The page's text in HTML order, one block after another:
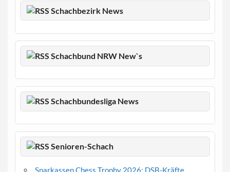
Schachbezirk News
Schachbund NRW New`s
Schachbundesliga News
Senioren-Schach
Sparkassen Chess Trophy 2026: DSB-Kräfte